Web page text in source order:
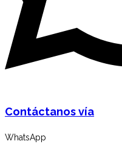
Contáctanos vía
WhatsApp